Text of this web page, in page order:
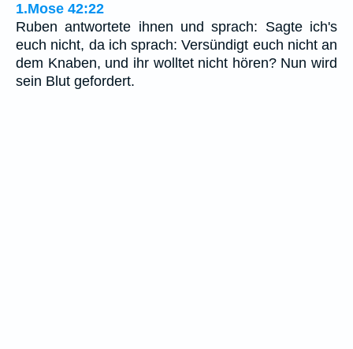
1.Mose 42:22
Ruben antwortete ihnen und sprach: Sagte ich's
euch nicht, da ich sprach: Versündigt euch nicht an
dem Knaben, und ihr wolltet nicht hören? Nun wird
sein Blut gefordert.